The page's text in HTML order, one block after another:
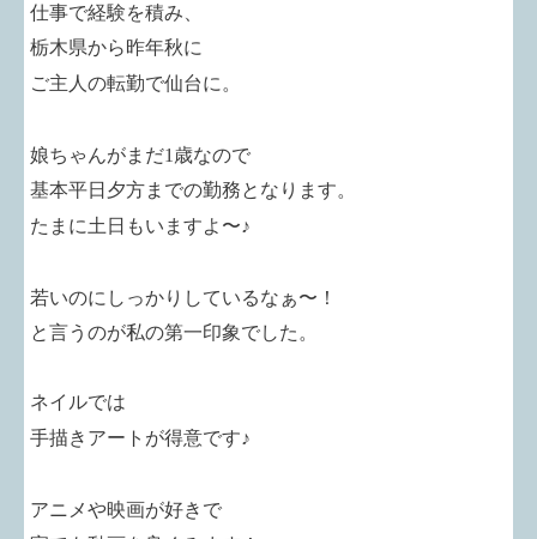
仕事で経験を積み、
栃木県から昨年秋に
ご主人の転勤で仙台に。
娘ちゃんがまだ1 歳なので
基本平日夕方までの勤務となります。
たまに土日もいますよ〜♪
若いのにしっかりしているなぁ〜！
と言うのが私の第一印象でした。
ネイルでは
手描きアートが得意です♪
アニメや映画が好きで